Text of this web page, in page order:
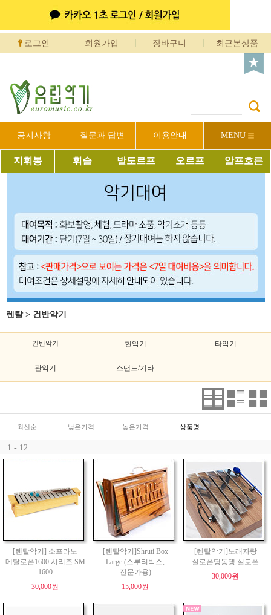
로그인 회원가입 장바구니 최근본상품
공지사항 질문과 답변 이용안내 MENU
지휘봉 휘슬 발도르프 오르프 알프호른
렌탈> 건반악기
건반악기 현악기 타악기
관악기 스탠드/기타
최신순 낮은가격 높은가격 상품명
1 - 12
[렌탈악기] 소프라노
메탈로폰1600 시리즈 SM
1600
30,000원
[렌탈악기]Shruti Box
Large (스루티박스,
전문가용)
15,000원
[렌탈악기]노래자랑
실로폰딩동댕 실로폰
30,000원